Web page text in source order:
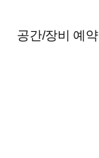
공간/장비 예약